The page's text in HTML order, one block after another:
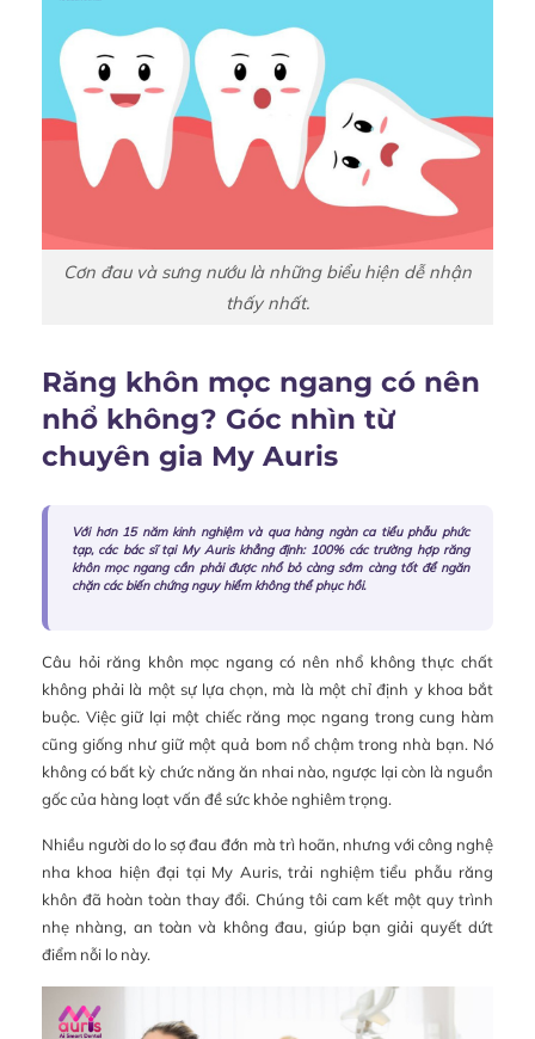
Cơn đau và sưng nướu là những biểu hiện dễ nhận
thấy nhất.
Răng khôn mọc ngang có nên
nhổ không? Góc nhìn từ
chuyên gia My Auris
Với hơn 15 năm kinh nghiệm và qua hàng ngàn ca tiểu phẫu phức
tạp, các bác sĩ tại My Auris khẳng định: 100% các trường hợp răng
khôn mọc ngang cần phải được nhổ bỏ càng sớm càng tốt để ngăn
chặn các biến chứng nguy hiểm không thể phục hồi.
Câu hỏi răng khôn mọc ngang có nên nhổ không thực chất
không phải là một sự lựa chọn, mà là một chỉ định y khoa bắt
buộc. Việc giữ lại một chiếc răng mọc ngang trong cung hàm
cũng giống như giữ một quả bom nổ chậm trong nhà bạn. Nó
không có bất kỳ chức năng ăn nhai nào, ngược lại còn là nguồn
gốc của hàng loạt vấn đề sức khỏe nghiêm trọng.
Nhiều người do lo sợ đau đớn mà trì hoãn, nhưng với công nghệ
nha khoa hiện đại tại My Auris, trải nghiệm tiểu phẫu răng
khôn đã hoàn toàn thay đổi. Chúng tôi cam kết một quy trình
nhẹ nhàng, an toàn và không đau, giúp bạn giải quyết dứt
điểm nỗi lo này.